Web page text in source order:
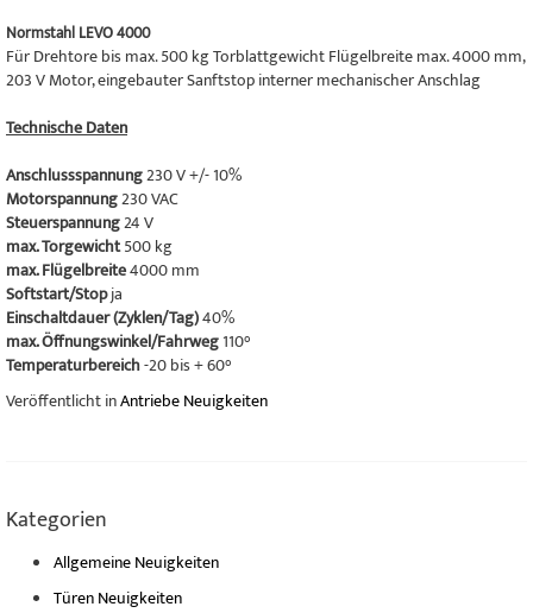
Normstahl LEVO 4000
Für Drehtore bis max. 500 kg Torblattgewicht Flügelbreite max. 4000 mm,
203 V Motor, eingebauter Sanftstop interner mechanischer Anschlag
Technische Daten
Anschlussspannung230 V +/- 10%
Motorspannung230 VAC
Steuerspannung24 V
max. Torgewicht500 kg
max. Flügelbreite4000 mm
Softstart/Stopja
Einschaltdauer (Zyklen/Tag)40%
max. Öffnungswinkel/Fahrweg110°
Temperaturbereich-20 bis + 60°
Veröffentlicht inAntriebe Neuigkeiten
Kategorien
Allgemeine Neuigkeiten
Türen Neuigkeiten